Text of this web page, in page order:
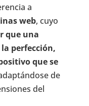
a
web, cuyo
que una
perfección,
que se
de
del